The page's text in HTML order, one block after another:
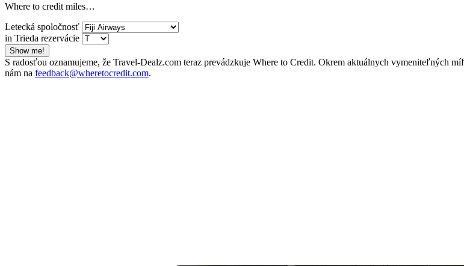
Where to credit miles…
Letecká spoločnosť
in Trieda rezervácie
Show me!
S radosťou oznamujeme, že Travel-Dealz.com teraz prevádzkuje Where to Credit. Okrem aktuálnych vymeniteľných
nám na feedback@wheretocredit.com.